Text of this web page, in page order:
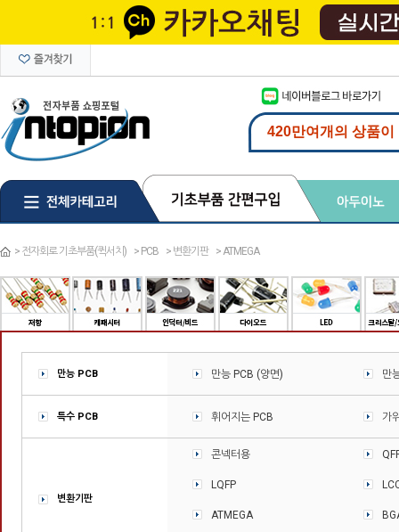
> 전자회로 기초부품(퀵서치) > PCB > 변환기판 > ATMEGA
만능 PCB 만능 PCB (양면) 만
특수 PCB 휘어지는 PCB 가
변환기판
콘넥터용
LQFP
ATMEGA